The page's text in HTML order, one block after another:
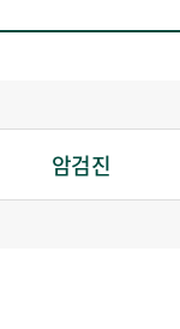
암검진